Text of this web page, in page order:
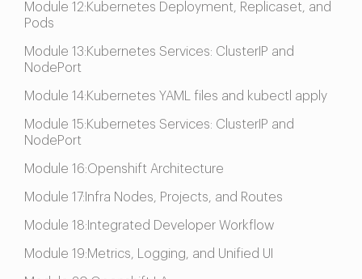
Module 12:Kubernetes Deployment, Replicaset, and
Pods
Module 13:Kubernetes Services: ClusterIP and
NodePort
Module 14:Kubernetes YAML files and kubectl apply
Module 15:Kubernetes Services: ClusterIP and
NodePort
Module 16:Openshift Architecture
Module 17:Infra Nodes, Projects, and Routes
Module 18:Integrated Developer Workflow
Module 19:Metrics, Logging, and Unified UI